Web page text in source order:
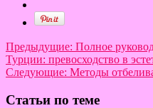
Предыдущие: Полное
Турции: превосходство в
Следующие: Методы
Статьи по теме